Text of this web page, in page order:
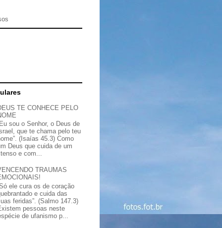
TE CONHECE PELO
sou o Senhor, o Deus de
que te chama pelo teu
(Isaías 45.3) Como
Deus que cuida de um
e com...
TRAUMAS
ele cura os de coração
e cuida das
feridas”. (Salmo 147.3)
pessoas neste
de ufanismo p...